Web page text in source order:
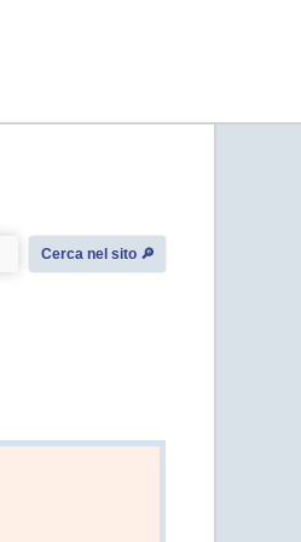
Cerca nel sito 🔎︎